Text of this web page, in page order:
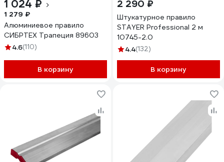
1 024 ₽
1 279 ₽
Алюминиевое правило
СИБРТЕХ Трапеция 89603
4.6(110)
В корзину
2 290 ₽
Штукатурное правило
STAYER Professional 2 м
10745-2.0
4.4(132)
В корзину